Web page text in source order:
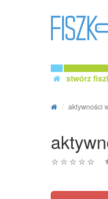
stwórz
aktywności